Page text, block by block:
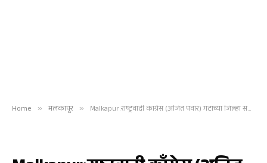
Home » मलकापूर » Malkapur:राष्ट्रवादी काँग्रेस (अजित पवार) गटाच्या जिल्हा संघटकपदी डॉ. सुभाष तलरेजा